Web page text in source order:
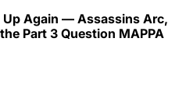
Again — Assassins Arc,
Part 3 Question MAPPA